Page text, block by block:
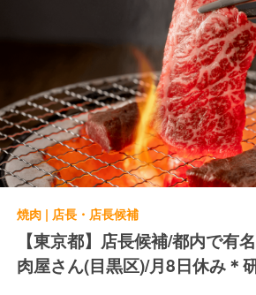
焼肉 | 店長・店長候補
【東京都】店長候補/都内で有
肉屋さん(目黒区)/月8日休み＊
日ディナー営業のみ